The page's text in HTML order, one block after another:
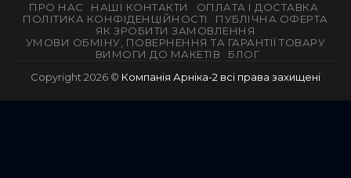
ПРО НАС НАШІ КОНТАКТИ
ОПЛАТА І ДОСТАВКА
ПОЛІТИКА КОНФІДЕНЦІЙНОСТІ
ПУБЛІЧНА ОФЕРТА
ЯК ЗРОБИТИ ЗАМОВЛЕННЯ
УМОВИ ОБМІНУ, ПОВЕРНЕННЯ ТА ГАРАНТІЇ ТОВАРУ
ВИМОГИ ДО МАКЕТІВ
БЛОГ
Copyright 2026 © Компанія Арніка-2 всі права захищені